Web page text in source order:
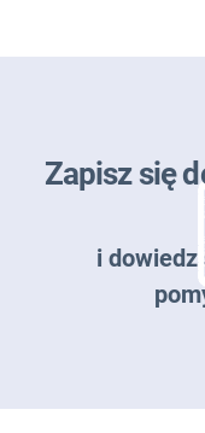
Zapisz się
i dowiedz